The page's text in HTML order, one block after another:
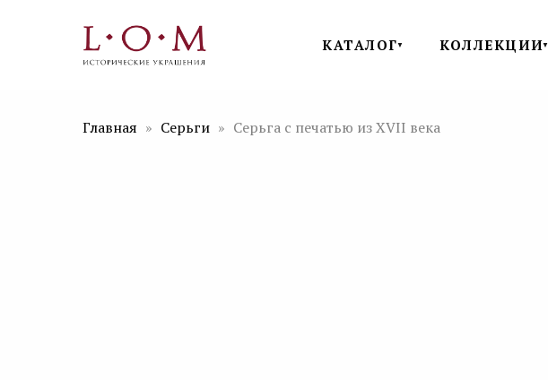
КАТАЛОГ▼ КОЛЛЕКЦИИ▼
Главная Серьги Серьга с печатью из XVII века